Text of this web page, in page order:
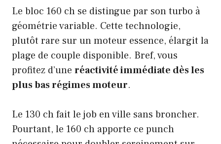
Le bloc 160 ch se distingue par son turbo à
géométrie variable. Cette technologie,
plutôt rare sur un moteur essence, élargit la
plage de couple disponible. Bref, vous
profitez d’une réactivité immédiate dès les
plus bas régimes moteur.
Le 130 ch fait le job en ville sans broncher.
Pourtant, le 160 ch apporte ce punch